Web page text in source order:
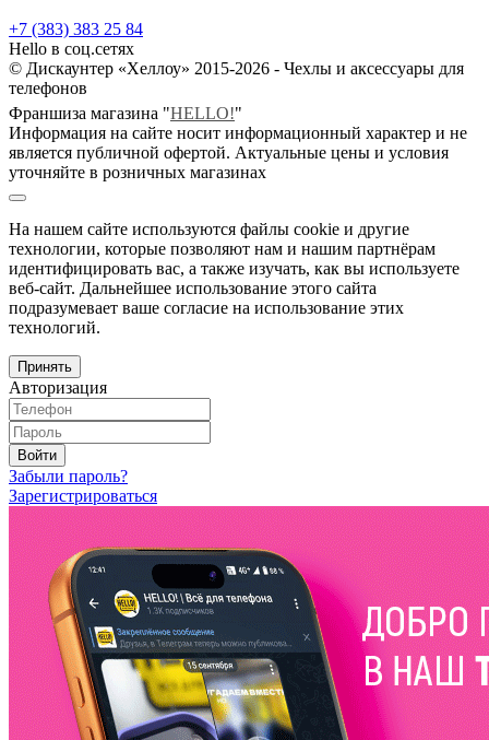
+7 (383) 383 25 84
Hello в соц.сетях
© Дискаунтер «Хеллоу» 2015-2026 - Чехлы и аксессуары для
телефонов
Франшиза магазина "HELLO!"
Информация на сайте носит информационный характер и не
является публичной офертой. Актуальные цены и условия
уточняйте в розничных магазинах
На нашем сайте используются файлы cookie и другие
технологии, которые позволяют нам и нашим партнёрам
идентифицировать вас, а также изучать, как вы используете
веб-сайт. Дальнейшее использование этого сайта
подразумевает ваше согласие на использование этих
технологий.
Принять
Авторизация
Войти
Забыли пароль?
Зарегистрироваться